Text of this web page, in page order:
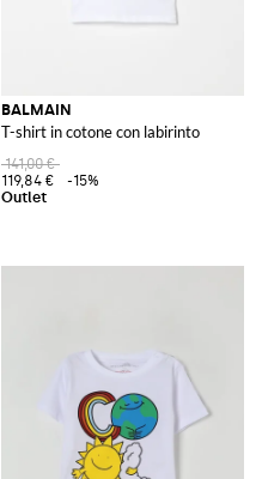
BALMAIN
T-shirt in cotone con labirinto
141,00 €
119,84 €
-15%